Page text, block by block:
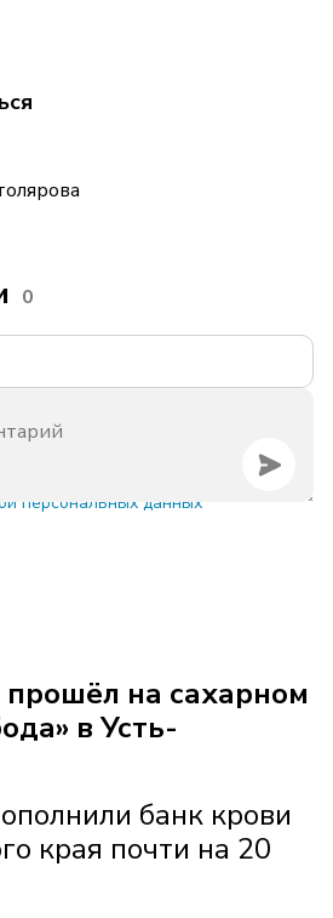
0
персональных данных
на сахарном
в Усть-
банк крови
края почти на 20